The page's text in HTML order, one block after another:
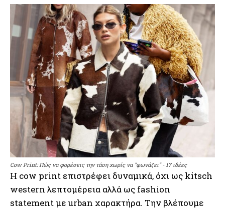
Cow Print: Πώς να φορέσεις την τάση χωρίς να "φωνάζει" - 17 ιδέες
Η cow print επιστρέφει δυναμικά, όχι ως kitsch
western λεπτομέρεια αλλά ως fashion
statement με urban χαρακτήρα. Την βλέπουμε